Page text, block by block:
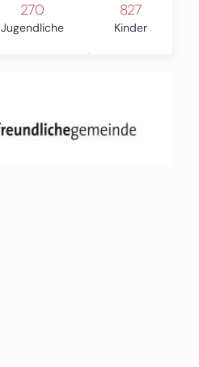
270
Jugendliche
827
Kinder